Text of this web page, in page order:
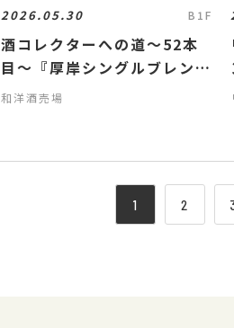
2026.05.30 B1F
酒コレクターへの道〜52本
目〜『厚岸シングルブレンデ
ッドジャパニーズウイスキー
和洋酒売場
1 2